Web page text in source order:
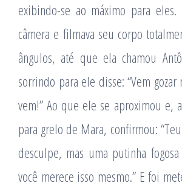
exibindo-se ao máximo para eles.
câmera e filmava seu corpo
ângulos, até que ela chamou
sorrindo para ele disse: “Vem
vem!” Ao que ele se aproximou e,
para grelo de Mara, confirmou:
desculpe, mas uma putinha
você merece isso mesmo.” E foi